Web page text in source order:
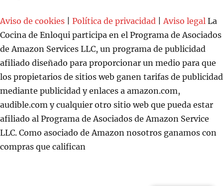
Aviso de cookies Política de privacidad |Aviso legal La
Cocina de Enloqui participa en el Programa de Asociados
de Amazon Services LLC, un programa de publicidad
afiliado diseñado para proporcionar un medio para que
los propietarios de sitios web ganen tarifas de publicidad
mediante publicidad y enlaces a amazon.com,
audible.com y cualquier otro sitio web que pueda estar
afiliado al Programa de Asociados de Amazon Service
LLC. Como asociado de Amazon nosotros ganamos con
compras que califican